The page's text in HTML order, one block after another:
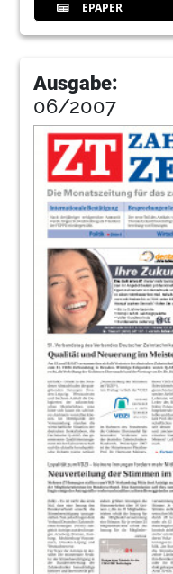
EPAPER
Ausgabe:
06/2007